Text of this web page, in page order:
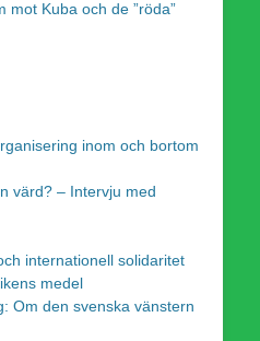
mot Kuba och de ”röda”
inom och bortom
värd? – Intervju med
internationell solidaritet
medel
Om den svenska vänstern